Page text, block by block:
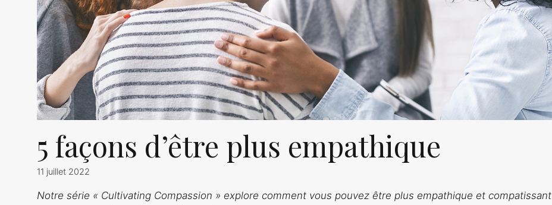
5 façons d’être plus empathique
11 juillet 2022
Notre série « Cultivating Compassion » explore comment vous pouvez être plus empathique et compatissant